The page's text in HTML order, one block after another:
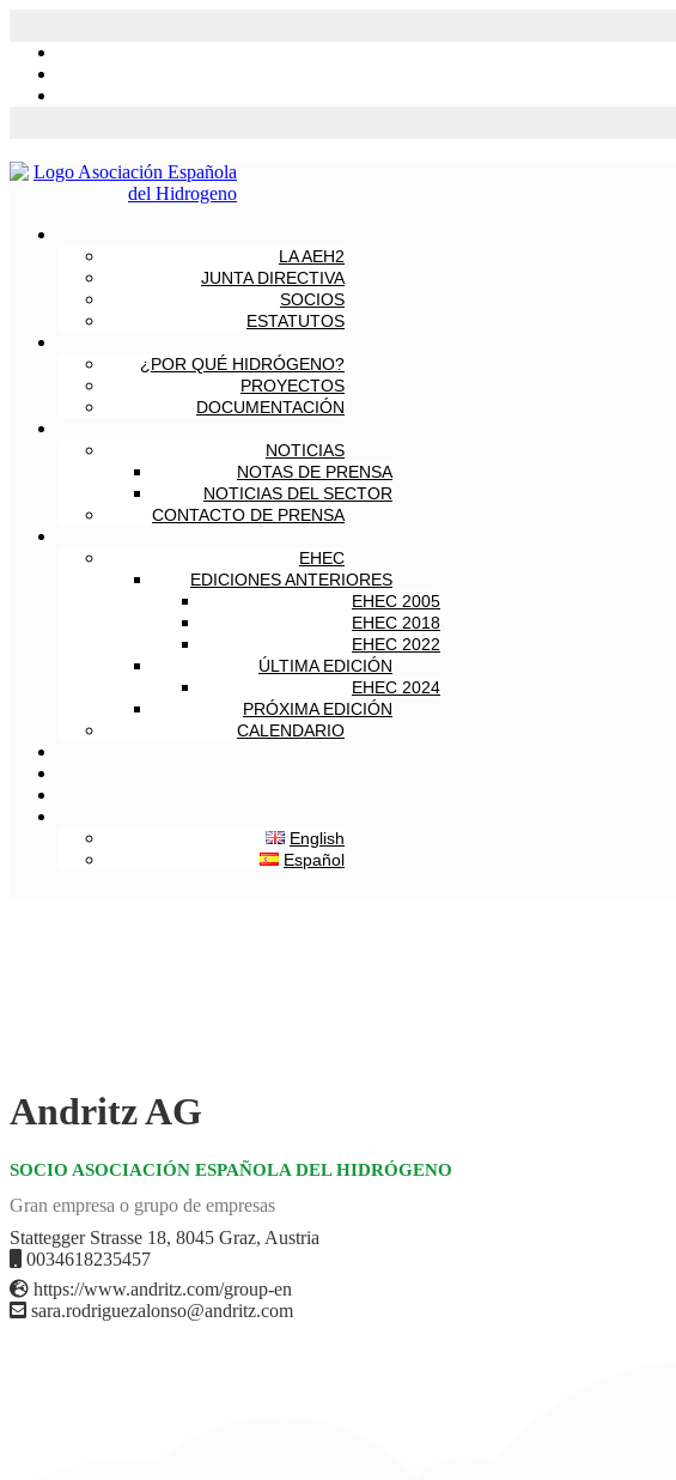
LA AEH2
JUNTA DIRECTIVA
SOCIOS
ESTATUTOS
¿POR QUÉ HIDRÓGENO?
PROYECTOS
DOCUMENTACIÓN
NOTICIAS
NOTAS DE PRENSA
NOTICIAS DEL SECTOR
CONTACTO DE PRENSA
EHEC
EDICIONES ANTERIORES
EHEC 2005
EHEC 2018
EHEC 2022
ÚLTIMA EDICIÓN
EHEC 2024
PRÓXIMA EDICIÓN
CALENDARIO
English
Español
Andritz AG
SOCIO ASOCIACIÓN ESPAÑOLA DEL HIDRÓGENO
Gran empresa o grupo de empresas
Stattegger Strasse 18, 8045 Graz, Austria
0034618235457
https://www.andritz.com/group-en
sara.rodriguezalonso@andritz.com